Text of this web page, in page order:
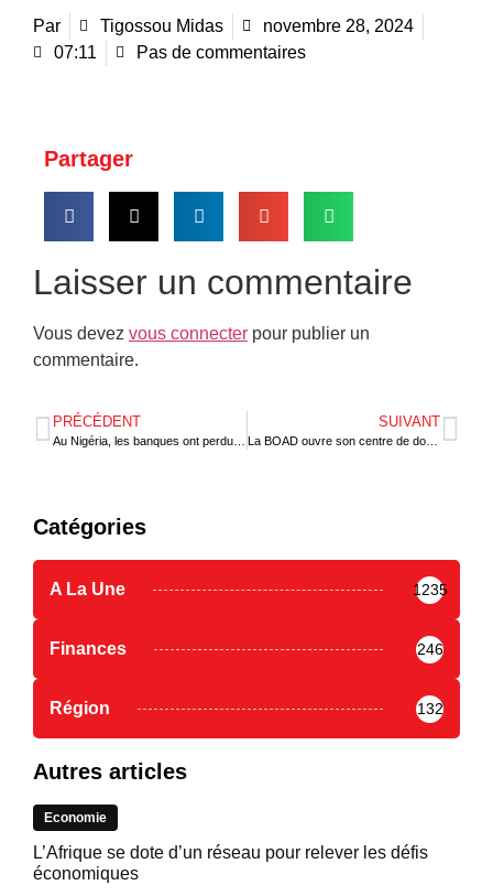
Par Tigossou Midas
novembre 28, 2024
07:11
Pas de commentaires
Partager
Laisser un commentaire
Vous devez vous connecter pour publier un
commentaire.
PRÉCÉDENT SUIVANT
La BOAD ouvre son centre de documentation à 5 établissements d’enseignement supérieur et universitaire
Catégories
A La Une 1235
Finances 246
Région 132
Autres articles
Economie
L’Afrique se dote d’un réseau pour relever les défis
économiques